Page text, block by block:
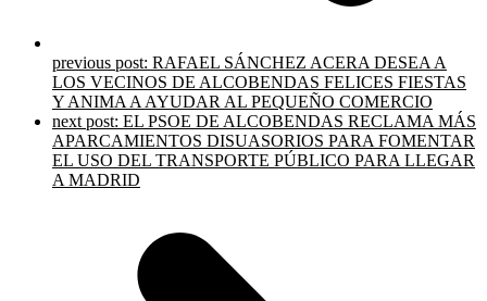
previous post: RAFAEL SÁNCHEZ ACERA DESEA A
LOS VECINOS DE ALCOBENDAS FELICES FIESTAS
Y ANIMA A AYUDAR AL PEQUEÑO COMERCIO
next post: EL PSOE DE ALCOBENDAS RECLAMA MÁS
APARCAMIENTOS DISUASORIOS PARA FOMENTAR
EL USO DEL TRANSPORTE PÚBLICO PARA LLEGAR
A MADRID